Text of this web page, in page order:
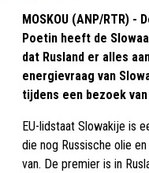
MOSKOU (ANP/RTR) -
Poetin heeft de
dat Rusland er alles
energievraag van
tijdens een bezoek
EU-lidstaat Slowakije is
die nog Russische olie
van. De premier is in